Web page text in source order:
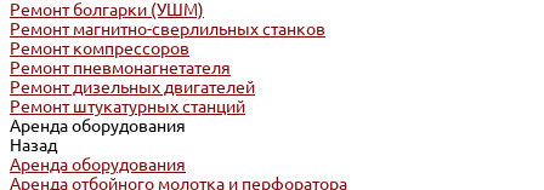
Ремонт болгарки (УШМ)
Ремонт магнитно-сверлильных станков
Ремонт компрессоров
Ремонт пневмонагнетателя
Ремонт дизельных двигателей
Ремонт штукатурных станций
Аренда оборудования
Назад
Аренда оборудования
Аренда отбойного молотка и перфоратора